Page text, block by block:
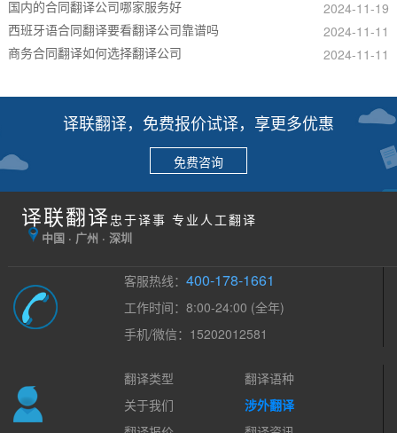
国内的合同翻译公司哪家服务好
2024-11-19
西班牙语合同翻译要看翻译公司靠谱吗
2024-11-11
商务合同翻译如何选择翻译公司
2024-11-11
译联翻译，免费报价试译，享更多优惠
免费咨询
译联翻译 忠于译事 专业人工翻译
中国 · 广州 · 深圳
客服热线：400-178-1661
工作时间：8:00-24:00 (全年)
手机/微信：15202012581
翻译类型
翻译语种
关于我们
涉外翻译